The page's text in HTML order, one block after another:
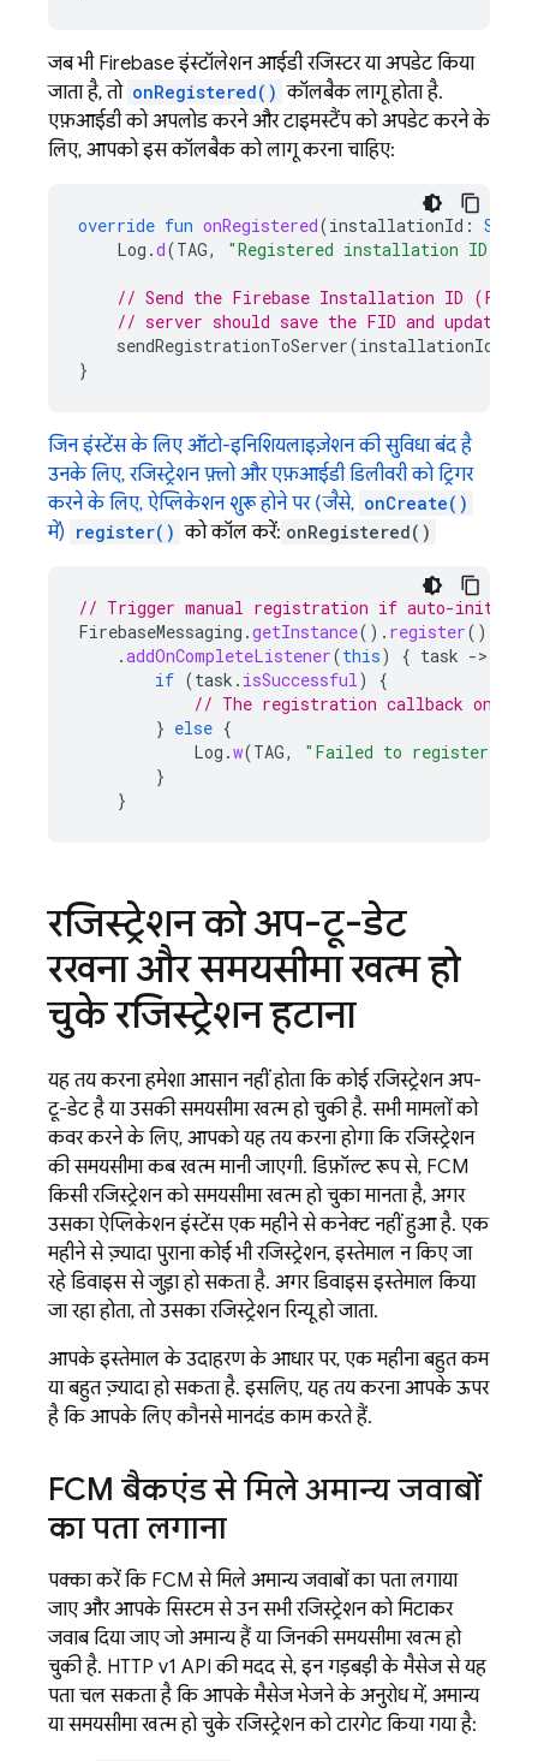
जब भी Firebase इंस्टॉलेशन आईडी रजिस्टर या अपडेट किया
जाता है, तो onRegistered() कॉलबैक लागू होता है.
एफ़आईडी को अपलोड करने और टाइमस्टैंप को अपडेट करने के
लिए, आपको इस कॉलबैक को लागू करना चाहिए:
override fun onRegistered(installationId :
Log .d(TAG, "Registered installation ID:
// Send the Firebase Installation ID (FID)
// server should save the FID and update
sendRegistrationToServer(installationId
}
जिन इंस्टेंस के लिए ऑटो-इनिशियलाइज़ेशन की सुविधा बंद है
उनके लिए, रजिस्ट्रेशन फ़्लो और एफ़आईडी डिलीवरी को ट्रिगर
करने के लिए, ऐप्लिकेशन शुरू होने पर (जैसे, onCreate()
में) register() को कॉल करें: onRegistered()
// Trigger manual registration if auto-
FirebaseMessaging .getInstance(). register()
.addOnCompleteListener(this) { task -
if (task . isSuccessful)
{
// The registration callback
} else {
Log .w(TAG,
"Failed to register with
}
}
रजिस्ट्रेशन को अप-टू-डेट
रखना और समयसीमा खत्म हो
चुके रजिस्ट्रेशन हटाना
यह तय करना हमेशा आसान नहीं होता कि कोई रजिस्ट्रेशन अप-
टू-डेट है या उसकी समयसीमा खत्म हो चुकी है. सभी मामलों को
कवर करने के लिए, आपको यह तय करना होगा कि रजिस्ट्रेशन
की समयसीमा कब खत्म मानी जाएगी. डिफ़ॉल्ट रूप से, FCM
किसी रजिस्ट्रेशन को समयसीमा खत्म हो चुका मानता है, अगर
उसका ऐप्लिकेशन इंस्टेंस एक महीने से कनेक्ट नहीं हुआ है. एक
महीने से ज़्यादा पुराना कोई भी रजिस्ट्रेशन, इस्तेमाल न किए जा
रहे डिवाइस से जुड़ा हो सकता है. अगर डिवाइस इस्तेमाल किया
जा रहा होता, तो उसका रजिस्ट्रेशन रिन्यू हो जाता.
आपके इस्तेमाल के उदाहरण के आधार पर, एक महीना बहुत कम
या बहुत ज़्यादा हो सकता है. इसलिए, यह तय करना आपके ऊपर
है कि आपके लिए कौनसे मानदंड काम करते हैं.
FCM बैकएंड से मिले अमान्य जवाबों
का पता लगाना
पक्का करें कि FCM से मिले अमान्य जवाबों का पता लगाया
जाए और आपके सिस्टम से उन सभी रजिस्ट्रेशन को मिटाकर
जवाब दिया जाए जो अमान्य हैं या जिनकी समयसीमा खत्म हो
चुकी है. HTTP v1 API की मदद से, इन गड़बड़ी के मैसेज से यह
पता चल सकता है कि आपके मैसेज भेजने के अनुरोध में, अमान्य
या समयसीमा खत्म हो चुके रजिस्ट्रेशन को टारगेट किया गया है: